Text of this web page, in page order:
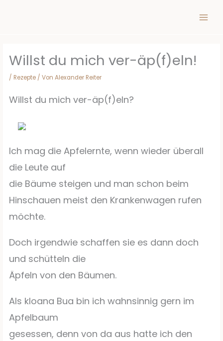
Willst du mich ver-äp(f)eln!
/ Rezepte / VonAlexander Reiter
Willst du mich ver-äp(f)eln?
Ich mag die Apfelernte, wenn wieder überall
die Leute auf
die Bäume steigen und man schon beim
Hinschauen meist den Krankenwagen rufen
möchte.
Doch irgendwie schaffen sie es dann doch
und schütteln die
Äpfeln von den Bäumen.
Als kloana Bua bin ich wahnsinnig gern im
Apfelbaum
gesessen, denn von da aus hatte ich den